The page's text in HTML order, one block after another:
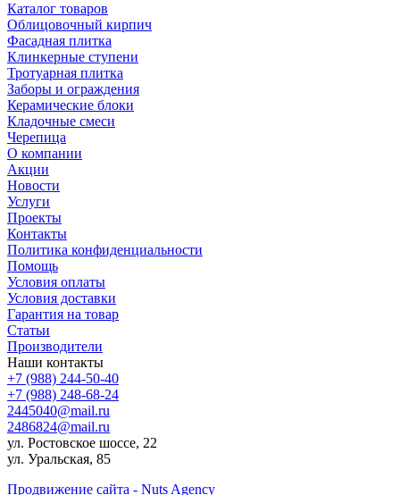
Каталог товаров
Облицовочный кирпич
Фасадная плитка
Клинкерные ступени
Тротуарная плитка
Заборы и ограждения
Керамические блоки
Кладочные смеси
Черепица
О компании
Акции
Новости
Услуги
Проекты
Контакты
Политика конфиденциальности
Помощь
Условия оплаты
Условия доставки
Гарантия на товар
Статьи
Производители
Наши контакты
+7 (988) 244-50-40
+7 (988) 248-68-24
2445040@mail.ru
2486824@mail.ru
ул. Ростовское шоссе, 22
ул. Уральская, 85
Продвижение сайта - Nuts Agency